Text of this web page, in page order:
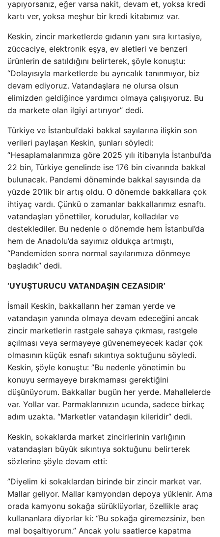
yapıyorsanız, eğer varsa nakit, devam et, yoksa kredi
kartı ver, yoksa meşhur bir kredi kitabımız var.
Keskin, zincir marketlerde gıdanın yanı sıra kırtasiye,
züccaciye, elektronik eşya, ev aletleri ve benzeri
ürünlerin de satıldığını belirterek, şöyle konuştu:
“Dolayısıyla marketlerde bu ayrıcalık tanınmıyor, biz
devam ediyoruz. Vatandaşlara ne olursa olsun
elimizden geldiğince yardımcı olmaya çalışıyoruz. Bu
da markete olan ilgiyi artırıyor” dedi.
Türkiye ve İstanbul’daki bakkal sayılarına ilişkin son
verileri paylaşan Keskin, şunları söyledi:
“Hesaplamalarımıza göre 2025 yılı itibarıyla İstanbul’da
22 bin, Türkiye genelinde ise 176 bin civarında bakkal
bulunacak. Pandemi döneminde bakkal sayısında da
yüzde 20’lik bir artış oldu. O dönemde bakkallara çok
ihtiyaç vardı. Çünkü o zamanlar bakkallarımız esnaftı.
vatandaşları yönettiler, korudular, kolladılar ve
desteklediler. Bu nedenle o dönemde hem İstanbul’da
hem de Anadolu’da sayımız oldukça artmıştı,
“Pandemiden sonra normal sayılarımıza dönmeye
başladık” dedi.
‘UYUŞTURUCU VATANDAŞIN CEZASIDIR’
İsmail Keskin, bakkalların her zaman yerde ve
vatandaşın yanında olmaya devam edeceğini ancak
zincir marketlerin rastgele sahaya çıkması, rastgele
açılması veya sermayeye güvenemeyecek kadar çok
olmasının küçük esnafı sıkıntıya soktuğunu söyledi.
Keskin, şöyle konuştu: ”Bu nedenle yönetimin bu
konuyu sermayeye bırakmaması gerektiğini
düşünüyorum. Bakkallar bugün her yerde. Mahallelerde
var. Yollar var. Parmaklarınızın ucunda, sadece birkaç
adım uzakta. “Marketler vatandaşın kileridir” dedi.
Keskin, sokaklarda market zincirlerinin varlığının
vatandaşları büyük sıkıntıya soktuğunu belirterek
sözlerine şöyle devam etti:
”Diyelim ki sokaklardan birinde bir zincir market var.
Mallar geliyor. Mallar kamyondan depoya yüklenir. Ama
orada kamyonu sokağa sürüklüyorlar, özellikle araç
kullananlara diyorlar ki: “Bu sokağa giremezsiniz, ben
mal boşaltıyorum.” Ancak yolu saatlerce kapatma